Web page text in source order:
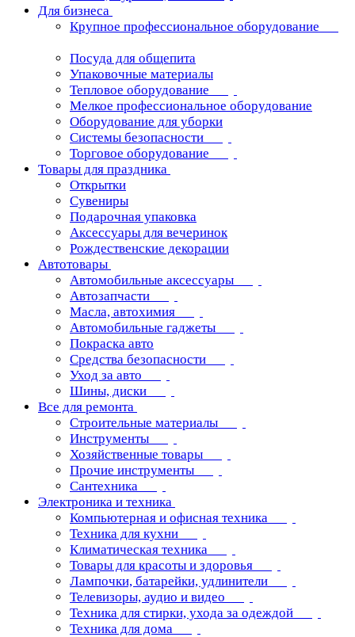
Для бизнеса
Крупное профессиональное оборудование
Посуда для общепита
Упаковочные материалы
Тепловое оборудование
Мелкое профессиональное оборудование
Оборудование для уборки
Системы безопасности
Торговое оборудование
Товары для праздника
Открытки
Сувениры
Подарочная упаковка
Аксессуары для вечеринок
Рождественские декорации
Автотовары
Автомобильные аксессуары
Автозапчасти
Масла, автохимия
Автомобильные гаджеты
Покраска авто
Средства безопасности
Уход за авто
Шины, диски
Все для ремонта
Строительные материалы
Инструменты
Хозяйственные товары
Прочие инструменты
Сантехника
Электроника и техника
Компьютерная и офисная техника
Техника для кухни
Климатическая техника
Товары для красоты и здоровья
Лампочки, батарейки, удлинители
Телевизоры, аудио и видео
Техника для стирки, ухода за одеждой
Техника для дома